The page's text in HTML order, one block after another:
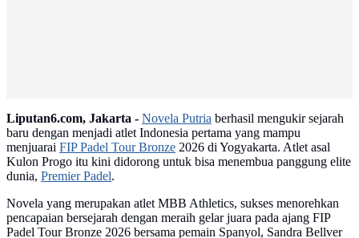
Liputan6.com, Jakarta - Novela Putria berhasil mengukir sejarah
baru dengan menjadi atlet Indonesia pertama yang mampu
menjuarai FIP Padel Tour Bronze 2026 di Yogyakarta. Atlet asal
Kulon Progo itu kini didorong untuk bisa menembua panggung elite
dunia, Premier Padel.
Novela yang merupakan atlet MBB Athletics, sukses menorehkan
pencapaian bersejarah dengan meraih gelar juara pada ajang FIP
Padel Tour Bronze 2026 bersama pemain Spanyol, Sandra Bellver